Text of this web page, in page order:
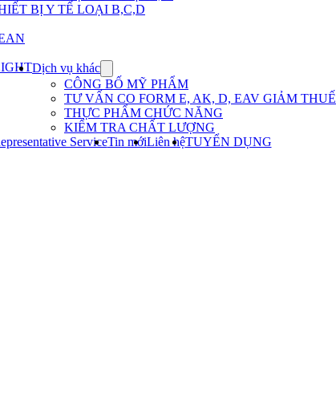
BỊ Y TẾ LOẠI B,C,D
Dịch vụ khác
submenu
for
Dịch
vụ
khác
CÔNG BỐ MỸ PHẨM
TƯ VẤN CO FORM E, AK, D, EAV GIẢM THUẾ
THỰC PHẨM CHỨC NĂNG
KIỂM TRA CHẤT LƯỢNG
ServiceTin mớiLiên hệTUYỂN DỤNG